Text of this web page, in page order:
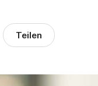
Teilen